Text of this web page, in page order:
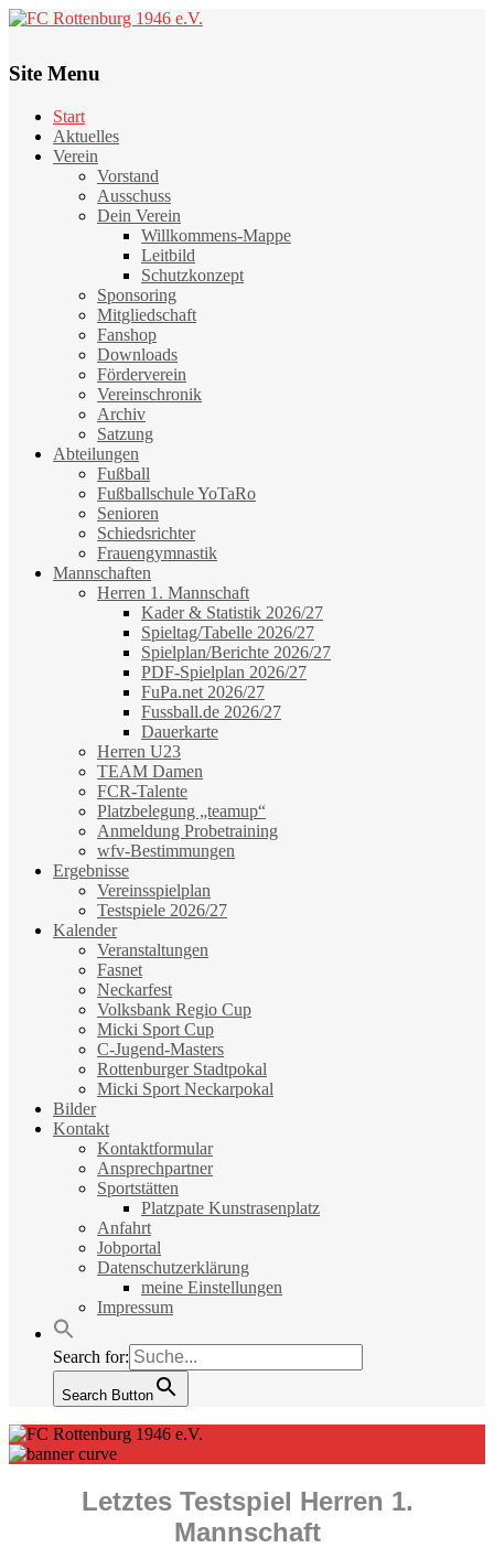
Site Menu
Start
Aktuelles
Verein
Vorstand
Ausschuss
Dein Verein
Willkommens-Mappe
Leitbild
Schutzkonzept
Sponsoring
Mitgliedschaft
Fanshop
Downloads
Förderverein
Vereinschronik
Archiv
Satzung
Abteilungen
Fußball
Fußballschule YoTaRo
Senioren
Schiedsrichter
Frauengymnastik
Mannschaften
Herren 1. Mannschaft
Kader & Statistik 2026/27
Spieltag/Tabelle 2026/27
Spielplan/Berichte 2026/27
PDF-Spielplan 2026/27
FuPa.net 2026/27
Fussball.de 2026/27
Dauerkarte
Herren U23
TEAM Damen
FCR-Talente
Platzbelegung „teamup“
Anmeldung Probetraining
wfv-Bestimmungen
Ergebnisse
Vereinsspielplan
Testspiele 2026/27
Kalender
Veranstaltungen
Fasnet
Neckarfest
Volksbank Regio Cup
Micki Sport Cup
C-Jugend-Masters
Rottenburger Stadtpokal
Micki Sport Neckarpokal
Bilder
Kontakt
Kontaktformular
Ansprechpartner
Sportstätten
Platzpate Kunstrasenplatz
Anfahrt
Jobportal
Datenschutzerklärung
meine Einstellungen
Impressum
Search for:
Search Button
Letztes Testspiel Herren 1.
Mannschaft